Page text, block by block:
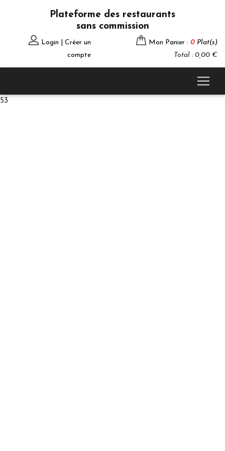
Plateforme des restaurants
sans commission
Login | Créer un
compte
Mon Panier : 0 Plat(s)
Total : 0,00 €
53